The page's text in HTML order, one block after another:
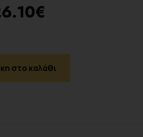
€
στο καλάθι